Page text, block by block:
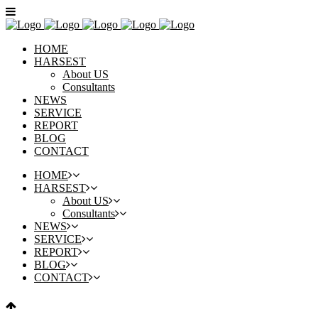
HOME
HARSEST
About US
Consultants
NEWS
SERVICE
REPORT
BLOG
CONTACT
HOME
HARSEST
About US
Consultants
NEWS
SERVICE
REPORT
BLOG
CONTACT